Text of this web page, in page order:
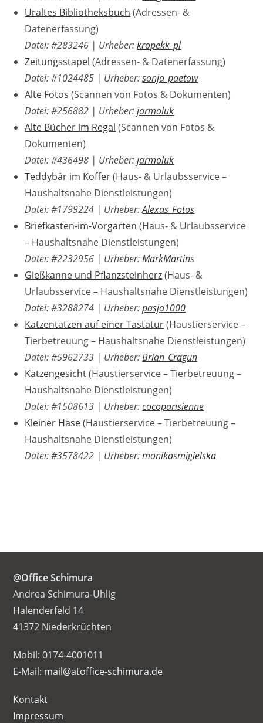
Uraltes Bibliotheksbuch (Adressen- &
Datenerfassung)
Datei: #283246 | Urheber:kropekk_pl
Zeitungsstapel (Adressen- & Datenerfassung)
Datei: #1024485 | Urheber:sonja_paetow
Alte Fotos (Scannen von Fotos & Dokumenten)
Datei: #256882 | Urheber:jarmoluk
Alte Bücher im Regal (Scannen von Fotos &
Dokumenten)
Datei: #436498 | Urheber:jarmoluk
Teddybär im Koffer(Haus- & Urlaubsservice –
Haushaltsnahe Dienstleistungen)
Datei: #1799224 | Urheber:Alexas_Fotos
Briefkasten-im-Vorgarten (Haus- & Urlaubsservice
– Haushaltsnahe Dienstleistungen)
Datei: #2232956 | Urheber:MarkMartins
Gießkanne und Pflanzsteinherz(Haus- &
Urlaubsservice – Haushaltsnahe Dienstleistungen)
Datei: #3288274 | Urheber:pasja1000
Katzentatzen auf einer Tastatur(Haustierservice –
Tierbetreuung – Haushaltsnahe Dienstleistungen)
Datei: #5962733 | Urheber:Brian_Cragun
Katzengesicht(Haustierservice – Tierbetreuung –
Haushaltsnahe Dienstleistungen)
Datei: #1508613 | Urheber:cocoparisienne
Kleiner Hase(Haustierservice – Tierbetreuung –
Haushaltsnahe Dienstleistungen)
Datei: #3578422 | Urheber:monikasmigielska
@Office Schimura
Andrea Schimura-Uhlig
Halenderfeld 14
41372 Niederkrüchten
Mobil: 0174-4001011
E-Mail: mail@atoffice-schimura.de
Kontakt
Impressum